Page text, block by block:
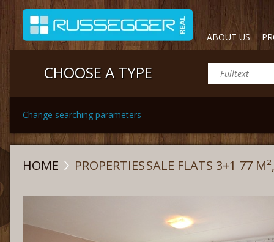
ABOUT US
CHOOSE A TYPE
Change searching parameters
HOME PROPERTIESSALE FLATS 3+1 77